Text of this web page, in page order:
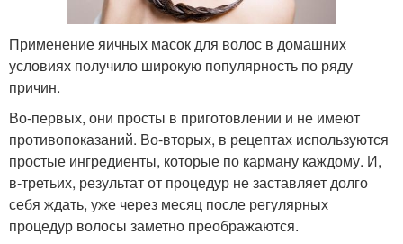
Применение яичных масок для волос в домашних
условиях получило широкую популярность по ряду
причин.
Во-первых, они просты в приготовлении и не имеют
противопоказаний. Во-вторых, в рецептах используются
простые ингредиенты, которые по карману каждому. И,
в-третьих, результат от процедур не заставляет долго
себя ждать, уже через месяц после регулярных
процедур волосы заметно преображаются.